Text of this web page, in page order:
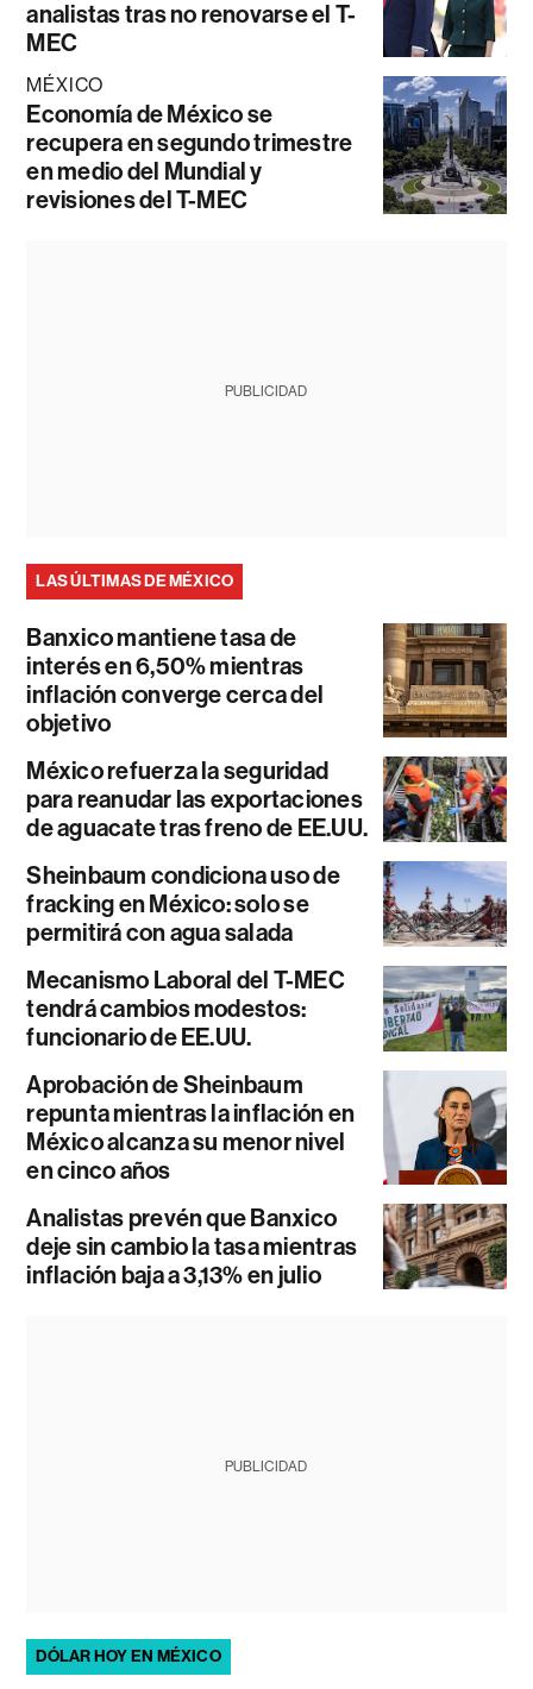
analistas tras no renovarse el T-
MEC
MÉXICO
Economía de México se
recupera en segundo trimestre
en medio del Mundial y
revisiones del T-MEC
PUBLICIDAD
LAS ÚLTIMAS DE MÉXICO
Banxico mantiene tasa de
interés en 6,50% mientras
inflación converge cerca del
objetivo
México refuerza la seguridad
para reanudar las exportaciones
de aguacate tras freno de EE.UU.
Sheinbaum condiciona uso de
fracking en México: solo se
permitirá con agua salada
Mecanismo Laboral del T-MEC
tendrá cambios modestos:
funcionario de EE.UU.
Aprobación de Sheinbaum
repunta mientras la inflación en
México alcanza su menor nivel
en cinco años
Analistas prevén que Banxico
deje sin cambio la tasa mientras
inflación baja a 3,13% en julio
PUBLICIDAD
DÓLAR HOY EN MÉXICO